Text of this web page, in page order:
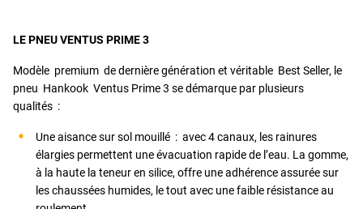
LE PNEU VENTUS PRIME 3
Modèle premium de dernière génération et véritable Best Seller, le
pneu Hankook Ventus Prime 3 se démarque par plusieurs
qualités :
Une aisance sur sol mouillé : avec 4 canaux, les rainures
élargies permettent une évacuation rapide de l’eau. La gomme,
à la haute la teneur en silice, offre une adhérence assurée sur
les chaussées humides, le tout avec une faible résistance au